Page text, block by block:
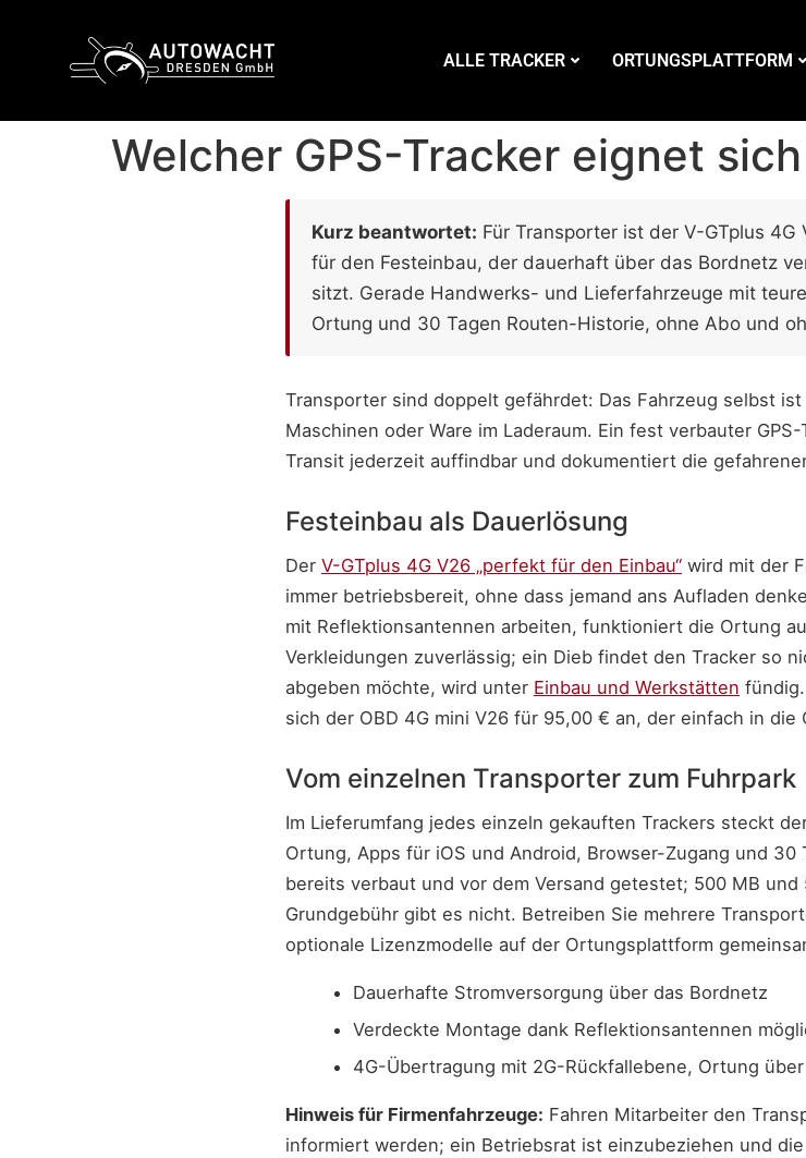
ALLE TRACKER ORTUNGSPLATTFORM
Welcher GPS-Tracker eignet
Kurz beantwortet: Für Transporter ist der V-GTplus
für den Festeinbau, der dauerhaft über das Bordnetz
sitzt. Gerade Handwerks- und Lieferfahrzeuge mit
Ortung und 30 Tagen Routen-Historie, ohne Abo und
Transporter sind doppelt gefährdet: Das Fahrzeug selbst
Maschinen oder Ware im Laderaum. Ein fest verbauter
Transit jederzeit auffindbar und dokumentiert die
Festeinbau als Dauerlösung
Der V-GTplus 4G V26 „perfekt für den Einbau“ wird mit der
immer betriebsbereit, ohne dass jemand ans Aufladen
mit Reflektionsantennen arbeiten, funktioniert die Ortung
Verkleidungen zuverlässig; ein Dieb findet den Tracker so
abgeben möchte, wird unter Einbau und Werkstätten
sich der OBD 4G mini V26 für 95,00 € an, der einfach in
Vom einzelnen Transporter zum Fuhrpark
Im Lieferumfang jedes einzeln gekauften Trackers steckt
Ortung, Apps für iOS und Android, Browser-Zugang und
bereits verbaut und vor dem Versand getestet; 500 MB
Grundgebühr gibt es nicht. Betreiben Sie mehrere
optionale Lizenzmodelle auf der Ortungsplattform
Dauerhafte Stromversorgung über das Bordnetz
Verdeckte Montage dank Reflektionsantennen
4G-Übertragung mit 2G-Rückfallebene, Ortung über
Hinweis für Firmenfahrzeuge: Fahren Mitarbeiter den
informiert werden; ein Betriebsrat ist einzubeziehen und